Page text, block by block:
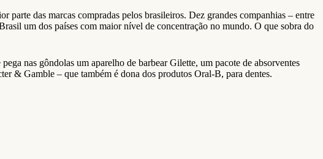
parte das marcas compradas pelos brasileiros. Dez grandes companhias – entre
um dos países com maior nível de concentração no mundo. O que sobra do
nas gôndolas um aparelho de barbear Gilette, um pacote de absorventes
& Gamble – que também é dona dos produtos Oral-B, para dentes.